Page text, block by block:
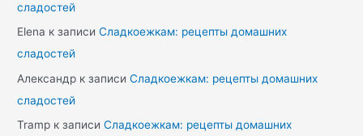
сладостей
Elena к записиСладкоежкам: рецепты домашних
сладостей
Александр к записиСладкоежкам: рецепты домашних
сладостей
Tramp к записиСладкоежкам: рецепты домашних